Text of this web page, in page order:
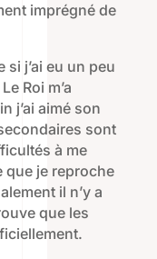
imprégné de
si j’ai eu un peu
Roi m’a
j’ai aimé son
sont
à me
que je reproche
il n’y a
que les